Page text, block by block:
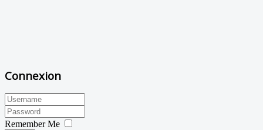
Connexion
Remember Me